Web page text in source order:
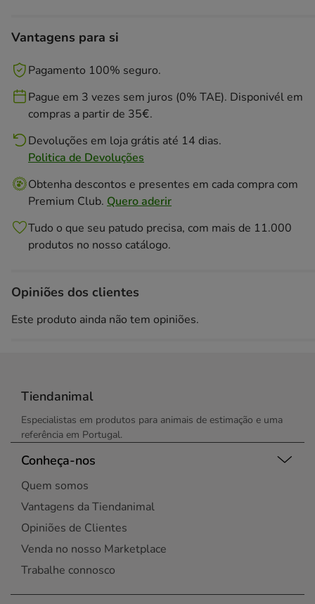
Vantagens para si
Pagamento 100% seguro.
Pague em 3 vezes sem juros (0% TAE). Disponivél em
compras a partir de 35€.
Devoluções em loja grátis até 14 dias.
Politica de Devoluções
Obtenha descontos e presentes em cada compra com
Premium Club. Quero aderir
Tudo o que seu patudo precisa, com mais de 11.000
produtos no nosso catálogo.
Opiniões dos clientes
Este produto ainda não tem opiniões.
Tiendanimal
Especialistas em produtos para animais de estimação e uma
referência em Portugal.
Conheça-nos
Quem somos
Vantagens da Tiendanimal
Opiniões de Clientes
Venda no nosso Marketplace
Trabalhe connosco